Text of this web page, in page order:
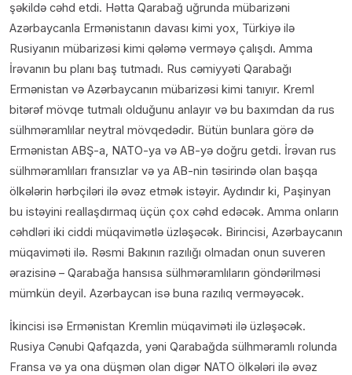
şəkildə cəhd etdi. Hətta Qarabağ uğrunda mübarizəni
Azərbaycanla Ermənistanın davası kimi yox, Türkiyə ilə
Rusiyanın mübarizəsi kimi qələmə verməyə çalışdı. Amma
İrəvanın bu planı baş tutmadı. Rus cəmiyyəti Qarabağı
Ermənistan və Azərbaycanın mübarizəsi kimi tanıyır. Kreml
bitərəf mövqe tutmalı olduğunu anlayır və bu baxımdan da rus
sülhməramlılar neytral mövqedədir. Bütün bunlara görə də
Ermənistan ABŞ-a, NATO-ya və AB-yə doğru getdi. İrəvan rus
sülhməramlıları fransızlar və ya AB-nin təsirində olan başqa
ölkələrin hərbçiləri ilə əvəz etmək istəyir. Aydındır ki, Paşinyan
bu istəyini reallaşdırmaq üçün çox cəhd edəcək. Amma onların
cəhdləri iki ciddi müqavimətlə üzləşəcək. Birincisi, Azərbaycanın
müqaviməti ilə. Rəsmi Bakının razılığı olmadan onun suveren
ərazisinə – Qarabağa hansısa sülhməramlıların göndərilməsi
mümkün deyil. Azərbaycan isə buna razılıq verməyəcək.
İkincisi isə Ermənistan Kremlin müqaviməti ilə üzləşəcək.
Rusiya Cənubi Qafqazda, yəni Qarabağda sülhməramlı rolunda
Fransa və ya ona düşmən olan digər NATO ölkələri ilə əvəz